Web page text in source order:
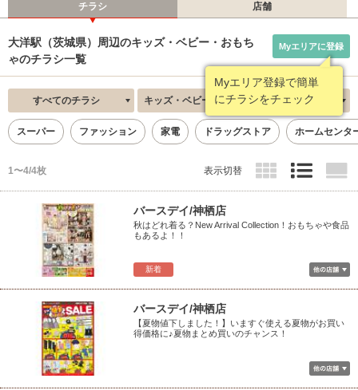
チラシ 店舗
大洋駅（茨城県）周辺のキッズ・ベビー・おもち
ゃのチラシ一覧
Myエリア登録で簡単
にチラシをチェック
Myエリアに登録
すべてのチラシ キッズ・ベビー・おもちゃ 新着順
スーパー ファッション 家電 ドラッグストア ホームセンタ
1〜4/4枚 表示切替
新着
バースデイ/神栖店
秋はどれ着る？New Arrival Collection！おもちゃや食品
もあるよ！！
バースデイ/神栖店
【夏物値下しました！】いますぐ使える夏物がお買い
得価格に♪夏物まとめ買いのチャンス！